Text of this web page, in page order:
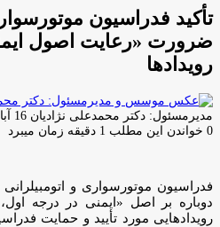
تأکید فدراسیون
ضرورت «رعایت اصول
رویدادها
مدیرمسئول: دکتر محمدعلی نژادیان
ایمیل
16 آبان 1404 16:59
0 خواندن این مطلب 1 دقیقه زمان میبرد
فدراسیون موتورسواری و
دوباره بر اصل «ایمنی در درجه
رویدادهایی مورد تأیید و حمایت